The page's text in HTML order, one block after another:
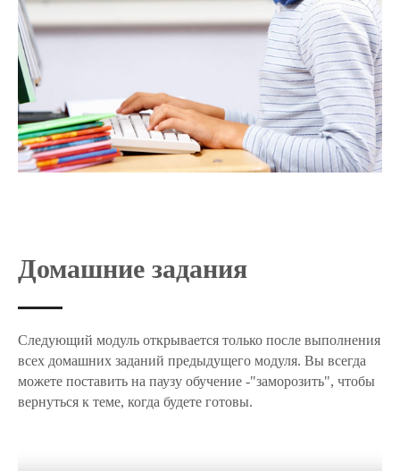
Домашние задания
Следующий модуль открывается только после выполнения
всех домашних заданий предыдущего модуля. Вы всегда
можете поставить на паузу обучение -"заморозить", чтобы
вернуться к теме, когда будете готовы.